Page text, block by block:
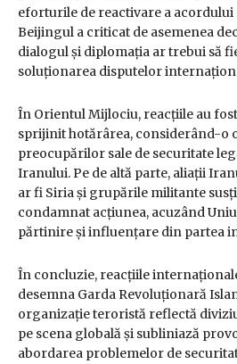
eforturile de reactivare a
Beijingul a criticat de asemenea
dialogul și diplomația ar trebui să
soluționarea disputelor
În Orientul Mijlociu, reacțiile au
sprijinit hotărârea, considerând-o
preocupărilor sale de securitate
Iranului. Pe de altă parte, aliații
ar fi Siria și grupările militante
condamnat acțiunea, acuzând
părtinire și influențare din partea
În concluzie, reacțiile
desemna Garda Revoluționară
organizație teroristă reflectă
pe scena globală și subliniază
abordarea problemelor de